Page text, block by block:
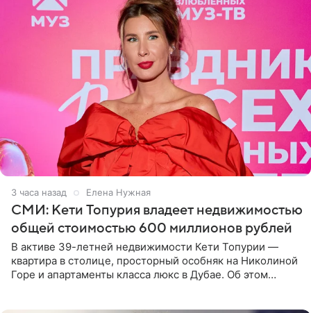
3 часа назад Елена Нужная
СМИ: Кети Топурия владеет недвижимостью
общей стоимостью 600 миллионов рублей
В активе 39-летней недвижимости Кети Топурии —
квартира в столице, просторный особняк на Николиной
Горе и апартаменты класса люкс в Дубае. Об этом